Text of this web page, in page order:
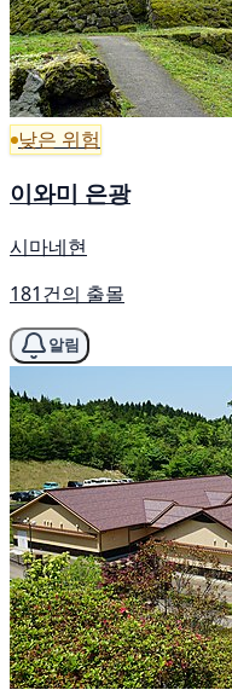
낮은 위험
이와미 은광
시마네현
181건의 출몰
알림